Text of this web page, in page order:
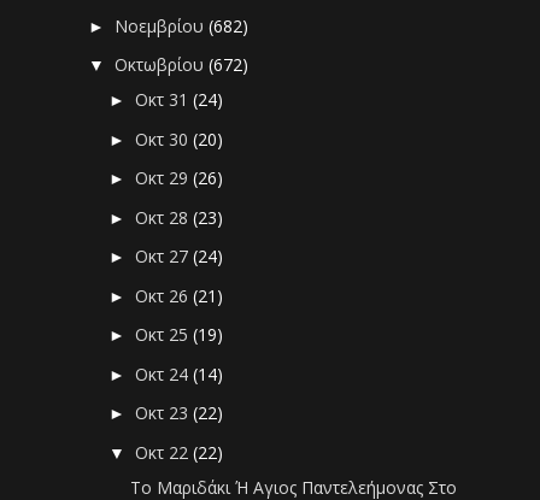
► Νοεμβρίου(682)
▼Οκτωβρίου(672)
►Οκτ 31(24)
►Οκτ 30(20)
►Οκτ 29(26)
►Οκτ 28(23)
►Οκτ 27(24)
►Οκτ 26(21)
►Οκτ 25(19)
►Οκτ 24(14)
►Οκτ 23(22)
▼Οκτ 22(22)
Το Μαριδάκι Ή Αγιος Παντελεήμονας Στο